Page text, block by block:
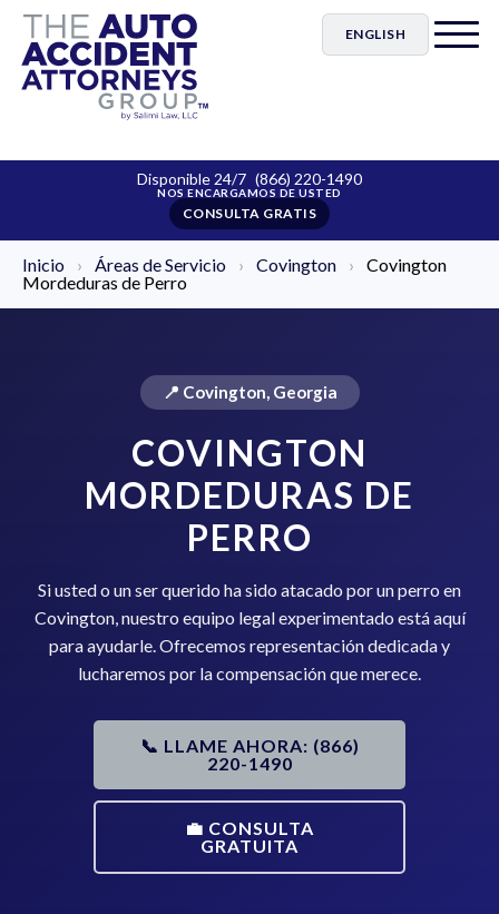
ENGLISH
Disponible 24/7 (866) 220-1490
CONSULTA GRATIS
Inicio › Áreas de Servicio › Covington ›
Covington
Mordeduras de Perro
📍 Covington, Georgia
COVINGTON
MORDEDURAS DE
PERRO
Si usted o un ser querido ha sido atacado por un perro en
Covington, nuestro equipo legal experimentado está aquí
para ayudarle. Ofrecemos representación dedicada y
lucharemos por la compensación que merece.
📞 LLAME AHORA: (866)
220-1490
💼 CONSULTA
GRATUITA